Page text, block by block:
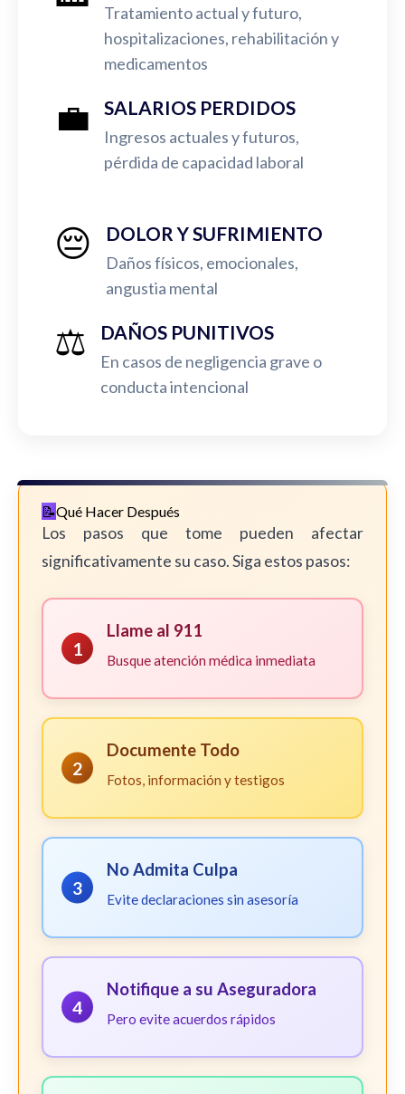
Tratamiento actual y futuro,
hospitalizaciones, rehabilitación y
medicamentos
💼 SALARIOS PERDIDOS
Ingresos actuales y futuros,
pérdida de capacidad laboral
😔 DOLOR Y SUFRIMIENTO
Daños físicos, emocionales,
angustia mental
⚖️ DAÑOS PUNITIVOS
En casos de negligencia grave o
conducta intencional
Qué Hacer Después
Los pasos que tome pueden afectar
significativamente su caso. Siga estos pasos:
1
Llame al 911
Busque atención médica inmediata
2
Documente Todo
Fotos, información y testigos
3
No Admita Culpa
Evite declaraciones sin asesoría
4
Notifique a su Aseguradora
Pero evite acuerdos rápidos